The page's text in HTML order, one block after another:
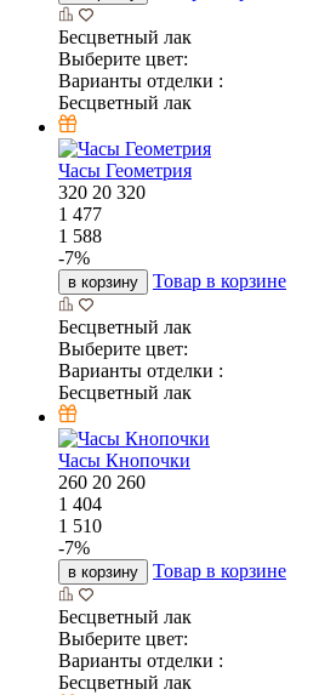
Бесцветный лак
Выберите цвет:
Варианты отделки :
Бесцветный лак
Часы Геометрия
320 20 320
1 477
1 588
-7%
в корзину Товар в корзине
Бесцветный лак
Выберите цвет:
Варианты отделки :
Бесцветный лак
Часы Кнопочки
260 20 260
1 404
1 510
-7%
в корзину Товар в корзине
Бесцветный лак
Выберите цвет:
Варианты отделки :
Бесцветный лак